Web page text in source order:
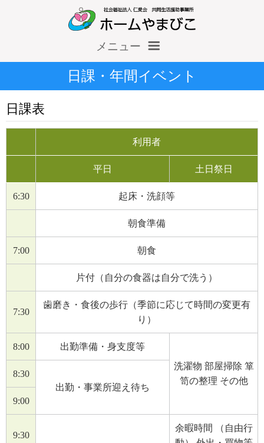
メニュー
ホーム
情報公開（収支報告等）
施設だより
日課・年間イベント
日課表
利用者
平日 土日祭日
6:30 起床・洗顔等
朝食準備
7:00 朝食
片付（自分の食器は自分で洗う）
7:30
歯磨き・食後の歩行（季節に応じて時間の変更有
り）
8:00
出勤準備・身支度等
洗濯物 部屋掃除 箪
笥の整理 その他
8:30
出勤・事業所迎え待ち
9:00
9:30
余暇時間 （自由行